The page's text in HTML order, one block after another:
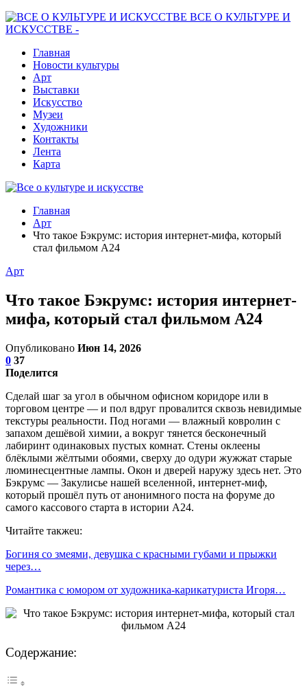
ВСЕ О КУЛЬТУРЕ И
ИСКУССТВЕ -
Главная
Новости культуры
Арт
Выставки
Искусство
Музеи
Художники
Контакты
Лента
Карта
Главная
Арт
Что такое Бэкрумс: история интернет-мифа, который
стал фильмом A24
Арт
Что такое Бэкрумс: история интернет-
мифа, который стал фильмом A24
Опубликовано Июн 14, 2026
0 37
Поделится
Сделай шаг за угол в обычном офисном коридоре или в
торговом центре — и пол вдруг провалится сквозь невидимые
текстуры реальности. Под ногами — влажный ковролин с
запахом дешёвой химии, а вокруг тянется бесконечный
лабиринт одинаковых пустых комнат. Стены оклеены
блёклыми жёлтыми обоями, сверху до одури жужжат старые
люминесцентные лампы. Окон и дверей наружу здесь нет. Это
Бэкрумс — Закулисье нашей вселенной, интернет-миф,
который прошёл путь от анонимного поста на форуме до
самого кассового старта в истории A24.
Читайте такжеu:
Богиня со змеями, девушка с красными губами и прыжки
через…
Романтика с юмором от художника-карикатуриста Игоря…
Содержание: